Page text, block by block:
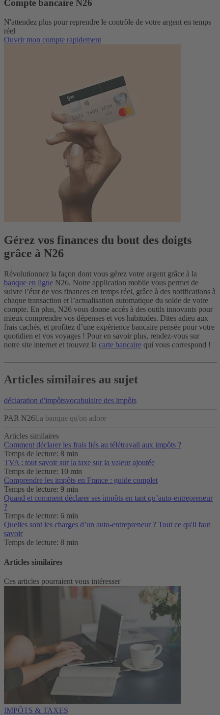
Compte bancaire N26
N'attendez plus pour reprendre le contrôle de votre argent en temps
réel
Ouvrir mon compte rapidement
Gérez vos finances du bout des doigts
grâce à N26
Révolutionnez la façon dont vous gérez votre argent grâce à la
banque en ligne N26. Notre application mobile vous permet de
suivre l’état de vos finances en temps réel, grâce à des notifications à
chaque transaction et l’actualisation automatique du solde de votre
compte. En plus, N26 vous donne accès à des outils innovants pour
mieux comprendre vos dépenses et vos habitudes. Dites adieu aux
frais cachés, et profitez d’une expérience bancaire pensée pour votre
quotidien et vos voyages ! Pour en savoir plus, rendez-vous sur
notre site internet et trouvez la carte bancaire qui vous correspond !
Articles similaires au sujet
déclaration d'impôtsvocabulaire des impôts
PAR N26La banque qu'on adore
Articles similaires
Comment déclarer les frais liés au télétravail aux impôts ?
Temps de lecture: 8 min
TVA : tout savoir sur la taxe sur la valeur ajoutée
Temps de lecture: 10 min
Comprendre les impôts en France : guide complet
Temps de lecture: 9 min
Quand et comment déclarer ses impôts en tant qu’auto-entrepreneur
?
Temps de lecture: 6 min
Quelles sont les charges d’un auto-entrepreneur ? Tout ce qu'il faut
savoir
Temps de lecture: 8 min
Articles similaires
Ces articles pourraient vous intéresser
IMPÔTS & TAXES